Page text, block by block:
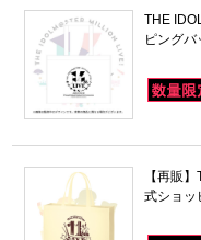
THE
ピングバ
【再販
式ショッ